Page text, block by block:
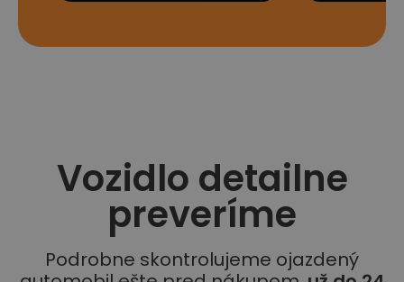
Vozidlo detailne
preveríme
Podrobne skontrolujeme ojazdený